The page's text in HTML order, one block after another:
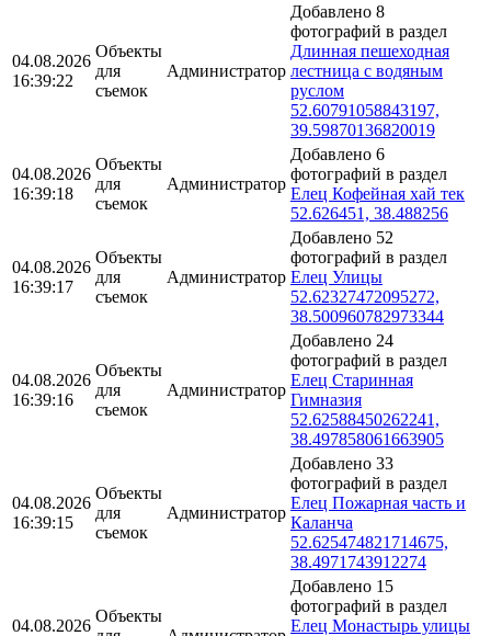
04.08.2026
16:39:22
Объекты
для
съемок
Администратор
Добавлено 8
фотографий в раздел
Длинная пешеходная
лестница с водяным
руслом
52.60791058843197,
39.59870136820019
04.08.2026
16:39:18
Объекты
для
съемок
Администратор
Добавлено 6
фотографий в раздел
Елец Кофейная хай тек
52.626451, 38.488256
04.08.2026
16:39:17
Объекты
для
съемок
Администратор
Добавлено 52
фотографий в раздел
Елец Улицы
52.62327472095272,
38.500960782973344
04.08.2026
16:39:16
Объекты
для
съемок
Администратор
Добавлено 24
фотографий в раздел
Елец Старинная
Гимназия
52.62588450262241,
38.497858061663905
04.08.2026
16:39:15
Объекты
для
съемок
Администратор
Добавлено 33
фотографий в раздел
Елец Пожарная часть и
Каланча
52.625474821714675,
38.4971743912274
04.08.2026
Объекты
Добавлено 15
фотографий в раздел
Елец Монастырь улицы